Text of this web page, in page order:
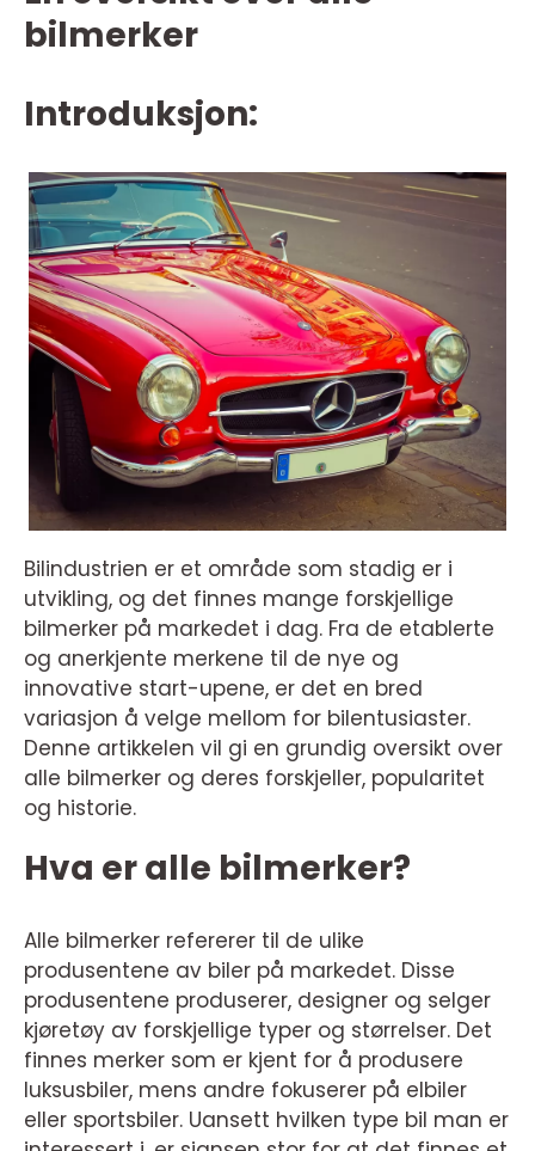
bilmerker
Introduksjon:
Bilindustrien er et område som stadig er i
utvikling, og det finnes mange forskjellige
bilmerker på markedet i dag. Fra de etablerte
og anerkjente merkene til de nye og
innovative start-upene, er det en bred
variasjon å velge mellom for bilentusiaster.
Denne artikkelen vil gi en grundig oversikt over
alle bilmerker og deres forskjeller, popularitet
og historie.
Hva er alle bilmerker?
Alle bilmerker refererer til de ulike
produsentene av biler på markedet. Disse
produsentene produserer, designer og selger
kjøretøy av forskjellige typer og størrelser. Det
finnes merker som er kjent for å produsere
luksusbiler, mens andre fokuserer på elbiler
eller sportsbiler. Uansett hvilken type bil man er